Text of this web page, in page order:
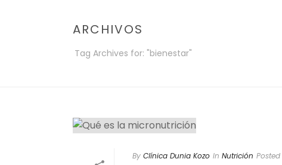
ARCHIVOS
Tag Archives for: "bienestar"
By Clínica Dunia Kozo In Nutrición Posted